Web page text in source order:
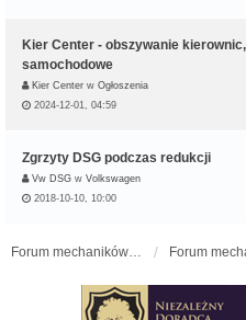
Kier Center - obszywanie
samochodowe
Kier Center w Ogłoszenia
2024-12-01, 04:59
Zgrzyty DSG podczas redukcji
Vw DSG w Volkswagen
2018-10-10, 10:00
Forum mechaników samochodowych - forum-mechaniczne.pl